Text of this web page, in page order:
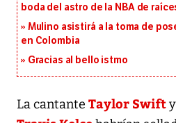
boda del astro de la NBA de
Mulino asistirá a la toma de
en Colombia
Gracias al bello istmo
La cantante Taylor Swift